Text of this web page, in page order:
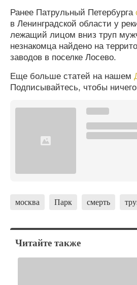
Ранее Патрульный Петербурга
в Ленинградской области у
лежащий лицом вниз труп
незнакомца найдено на
заводов в поселке Лосево.
Еще больше статей на нашем
Подписывайтесь, чтобы
москва Парк смерть
Читайте также